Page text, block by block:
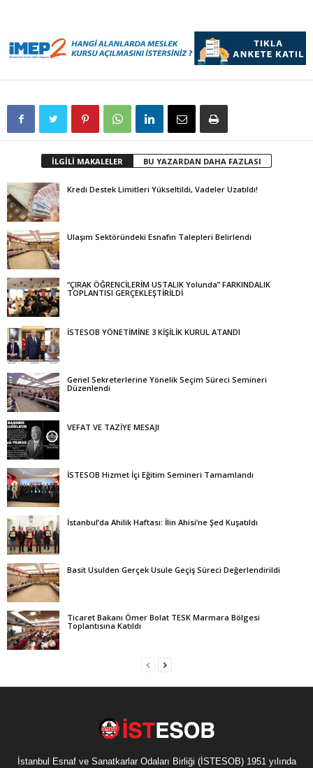
İLGİLİ MAKALELER BU YAZARDAN DAHA FAZLASI
Kredi Destek Limitleri Yükseltildi, Vadeler Uzatıldı!
Ulaşım Sektöründeki Esnafın Talepleri Belirlendi
“ÇIRAK ÖĞRENCİLERİM USTALIK Yolunda” FARKINDALIK
TOPLANTISI GERÇEKLEŞTİRİLDİ
İSTESOB YÖNETİMİNE 3 KİŞİLİK KURUL ATANDI
Genel Sekreterlerine Yönelik Seçim Süreci Semineri
Düzenlendi
VEFAT VE TAZİYE MESAJI
İSTESOB Hizmet İçi Eğitim Semineri Tamamlandı
İstanbul’da Ahilik Haftası: İlin Ahisi’ne Şed Kuşatıldı
Basit Usulden Gerçek Usule Geçiş Süreci Değerlendirildi
Ticaret Bakanı Ömer Bolat TESK Marmara Bölgesi
Toplantısına Katıldı
İstanbul Esnaf ve Sanatkarlar Odaları Birliği (İSTESOB) 1951 yılında